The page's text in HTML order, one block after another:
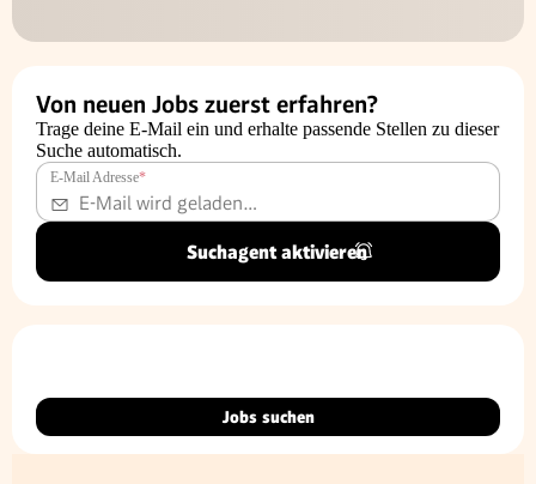
Von neuen Jobs zuerst erfahren?
Trage deine E-Mail ein und erhalte passende Stellen zu dieser
Suche automatisch.
E-Mail Adresse*
Suchagent aktivieren
Jobs suchen